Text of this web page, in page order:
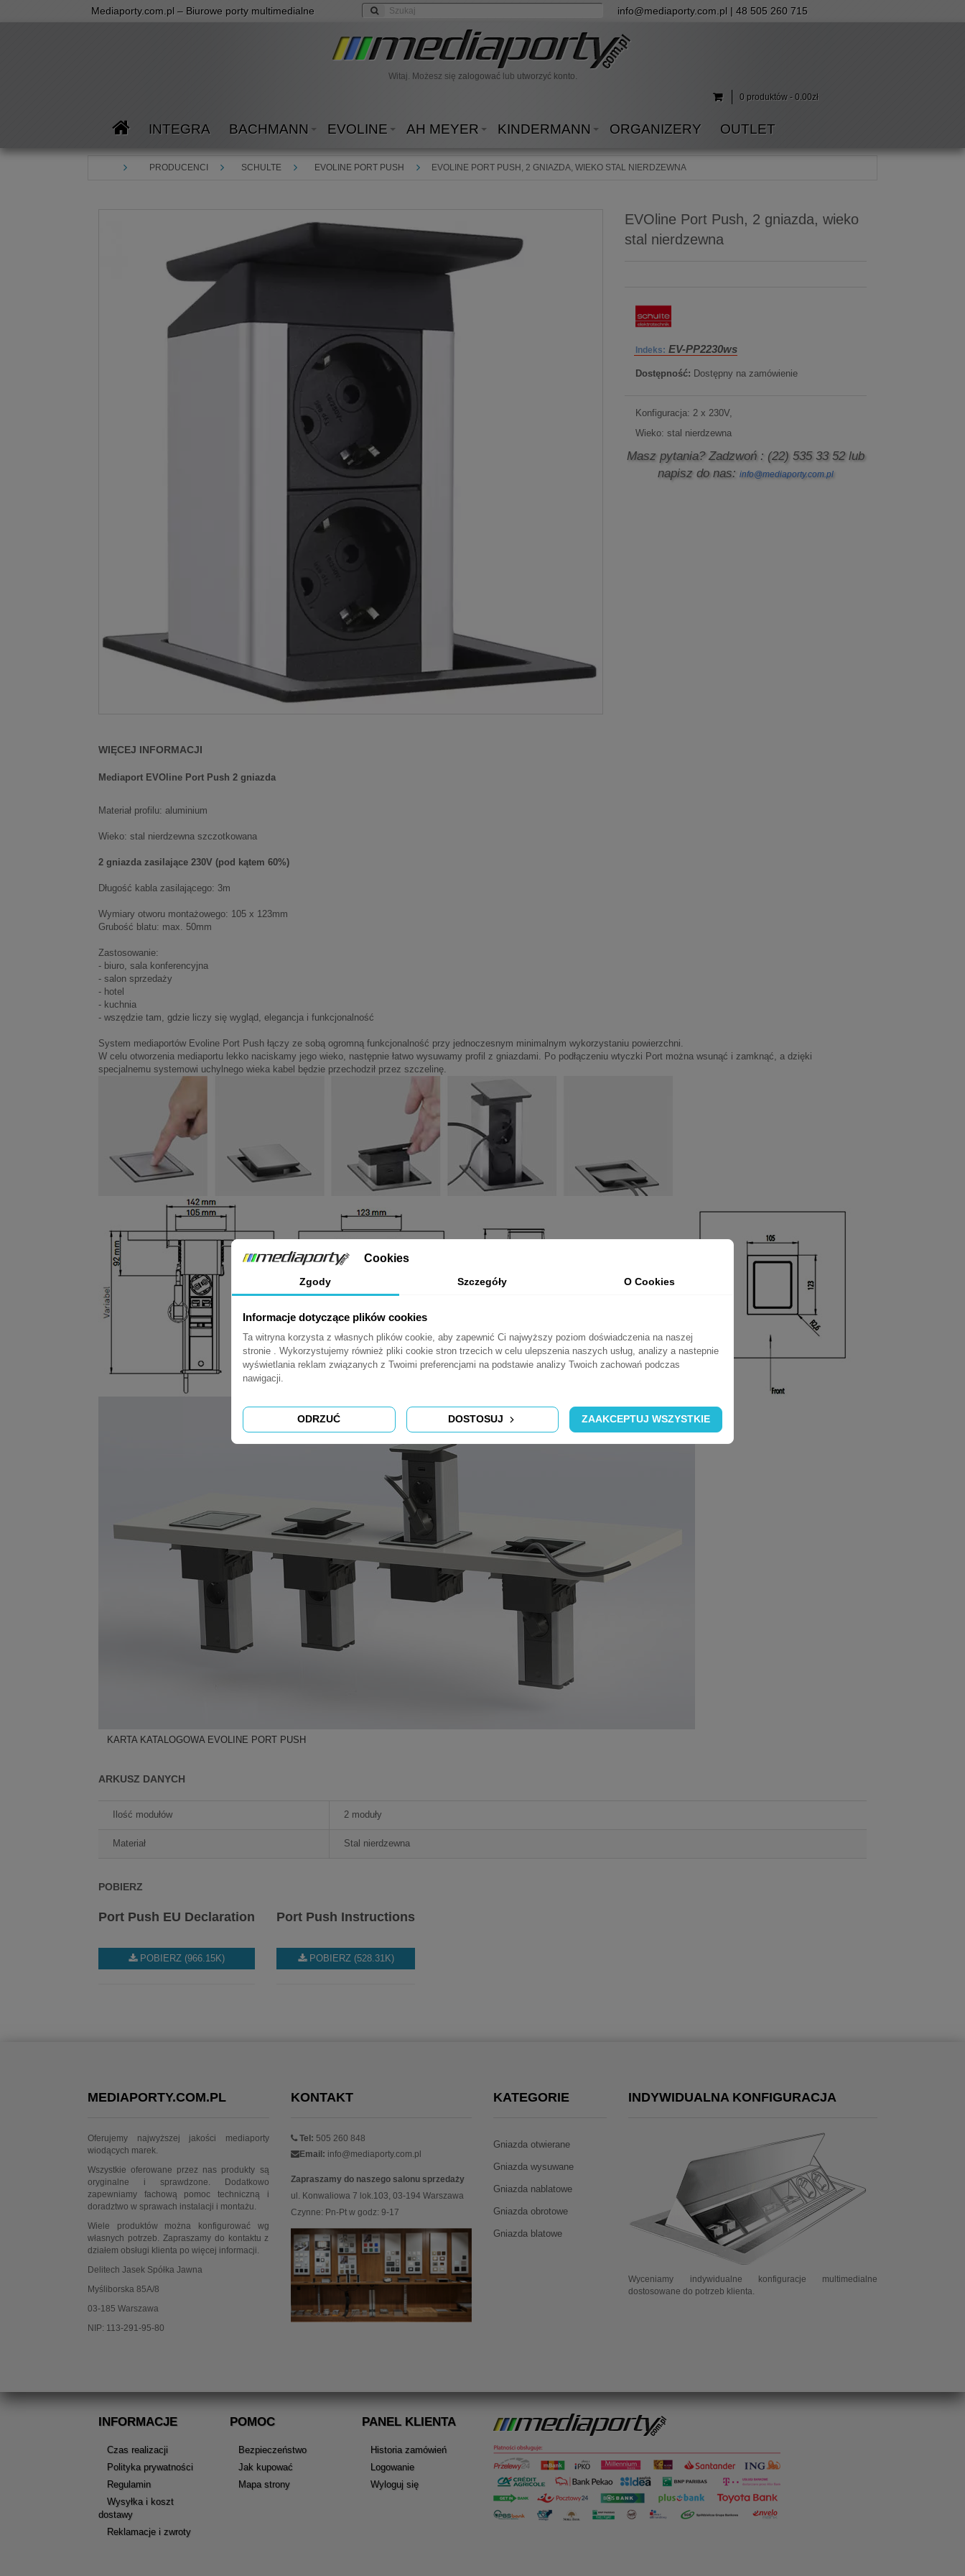
Mediaporty.com.pl – Biurowe porty multimedialne info@mediaporty.com.pl | 48 505 260 715
Witaj. Możesz się zalogowaćlub utworzyć konto.
0 produktów - 0.00zł
INTEGRA BACHMANN EVOLINE AH MEYER KINDERMANN ORGANIZERY OUTLET
PRODUCENCI SCHULTE EVOLINE PORT PUSH EVOLINE PORT PUSH, 2 GNIAZDA, WIEKO STAL NIERDZEWNA
EVOline Port Push, 2 gniazda, wieko
stal nierdzewna
Indeks: EV-PP2230ws
Dostępność: Dostępny na zamówienie
Konfiguracja: 2 x 230V,
Wieko: stal nierdzewna
Masz pytania? Zadzwoń : (22) 535 33 52lub
napisz do nas:info@mediaporty.com.pl
WIĘCEJ INFORMACJI
Mediaport EVOline Port Push 2 gniazda
Materiał profilu: aluminium
Wieko: stal nierdzewna szczotkowana
2 gniazda zasilające 230V (pod kątem 60%)
Długość kabla zasilającego: 3m
Wymiary otworu montażowego: 105 x 123mm
Grubość blatu: max. 50mm
Zastosowanie:
- biuro, sala konferencyjna
- salon sprzedaży
- hotel
- kuchnia
- wszędzie tam, gdzie liczy się wygląd, elegancja i funkcjonalność
System mediaportów Evoline Port Push łączy ze sobą ogromną funkcjonalność przy jednoczesnym minimalnym wykorzystaniu powierzchni.
W celu otworzenia mediaportu lekko naciskamy jego wieko, następnie łatwo wysuwamy profil z gniazdami. Po podłączeniu wtyczki Port można wsunąć i zamknąć, a dzięki
specjalnemu systemowi uchylnego wieka kabel będzie przechodził przez szczelinę.
KARTA KATALOGOWA EVOLINE PORT PUSH
ARKUSZ DANYCH
Ilość modułów 2 moduły
Materiał Stal nierdzewna
POBIERZ
Port Push EU Declaration
POBIERZ (966.15K)
Port Push Instructions
POBIERZ (528.31K)
MEDIAPORTY.COM.PL
Oferujemy najwyższej jakości mediaporty
wiodących marek.
Wszystkie oferowane przez nas produkty są
oryginalne i sprawdzone. Dodatkowo
zapewniamy fachową pomoc techniczną i
doradztwo w sprawach instalacji i montażu.
Wiele produktów można konfigurować wg
własnych potrzeb. Zapraszamy do kontaktu z
działem obsługi klienta po więcej informacji.
Delitech Jasek Spółka Jawna
Myśliborska 85A/8
03-185 Warszawa
NIP: 113-291-95-80
KONTAKT
Tel: 505 260 848
Email: info@mediaporty.com.pl
Zapraszamy do naszego salonu sprzedaży
ul. Konwaliowa 7 lok.103, 03-194 Warszawa
Czynne: Pn-Pt w godz: 9-17
KATEGORIE
Gniazda otwierane
Gniazda wysuwane
Gniazda nablatowe
Gniazda obrotowe
Gniazda blatowe
INDYWIDUALNA KONFIGURACJA
Wyceniamy indywidualne konfiguracje multimedialne
dostosowane do potrzeb klienta.
INFORMACJE
Czas realizacji
Polityka prywatności
Regulamin
Wysyłka i koszt
dostawy
Reklamacje i zwroty
POMOC
Bezpieczeństwo
Jak kupować
Mapa strony
PANEL KLIENTA
Historia zamówień
Logowanie
Wyloguj się
Cookies
Zgody Szczegóły O Cookies
Informacje dotyczące plików cookies
Ta witryna korzysta z własnych plików cookie, aby zapewnić Ci najwyższy poziom doświadczenia na naszej
stronie . Wykorzystujemy również pliki cookie stron trzecich w celu ulepszenia naszych usług, analizy a nastepnie
wyświetlania reklam związanych z Twoimi preferencjami na podstawie analizy Twoich zachowań podczas
nawigacji.
ODRZUĆ DOSTOSUJ ZAAKCEPTUJ WSZYSTKIE